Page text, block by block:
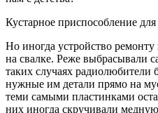
Кустарное приспособление
Но иногда устройство
на свалке. Реже выбрасывали
таких случаях радиолюбители
нужные им детали прямо на
теми самыми пластинками
них иногда скручивали